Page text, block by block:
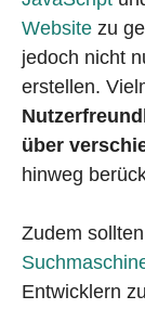
Website zu
jedoch nicht
erstellen.
über
hinweg
Zudem
Entwicklern